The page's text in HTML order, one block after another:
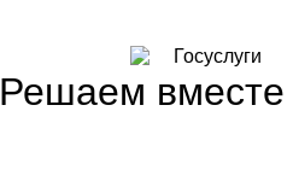
Решаем вместе